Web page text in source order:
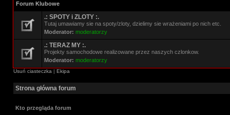
Forum Klubowe
.: SPOTY i ZLOTY :.
Tutaj umawiamy sie na spoty/zloty, dzielimy sie wrażeniami po nich etc.
Moderator: moderatorzy
.: TERAZ MY :.
Projekty samochodowe realizowane przez naszych czlonkow.
Moderator: moderatorzy
Usuń ciasteczka | Ekipa
Strona główna forum
Kto przegląda forum